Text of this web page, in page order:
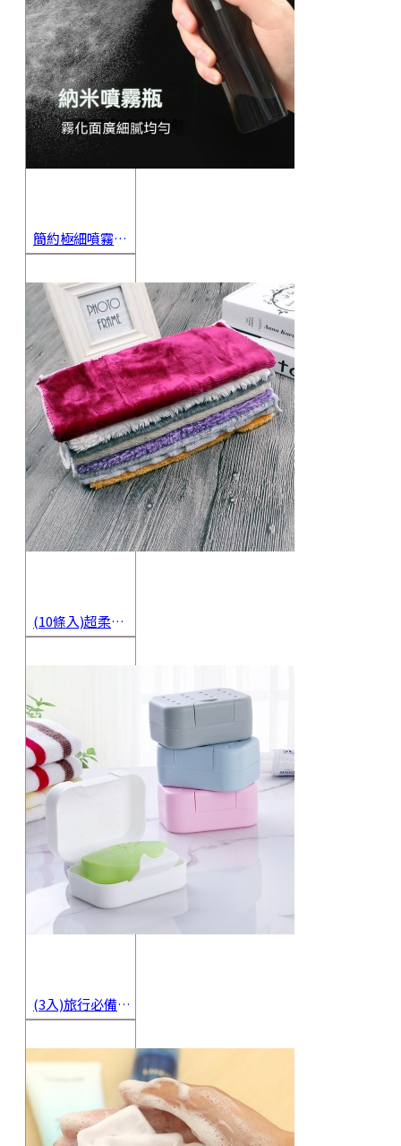
簡約極細噴霧瓶 旅行分裝瓶 保養品分裝 酒精噴霧瓶 小噴壺 香水瓶 隨身瓶
(10條入)超柔軟抹布 不沾油洗碗巾 多用途擦拭布
(3入)旅行必備密封香皂收納盒 方便攜帶防水海綿肥皂盒 香皂盒